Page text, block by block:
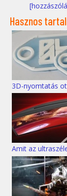
Hasznos
3D-nyomtatás
Amit az